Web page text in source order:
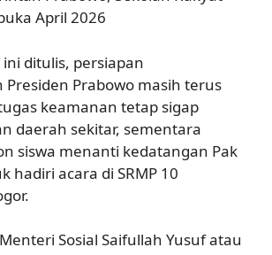
April 2026
ditulis, persiapan
Prabowo masih terus
keamanan tetap sigap
daerah sekitar, sementara
siswa menanti kedatangan Pak
hadiri acara di SRMP 10
Sosial Saifullah Yusuf atau